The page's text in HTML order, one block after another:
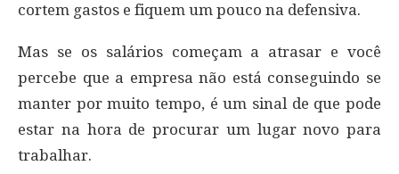
cortem gastos e fiquem um pouco na defensiva.
Mas se os salários começam a atrasar e você
percebe que a empresa não está conseguindo se
manter por muito tempo, é um sinal de que pode
estar na hora de procurar um lugar novo para
trabalhar.